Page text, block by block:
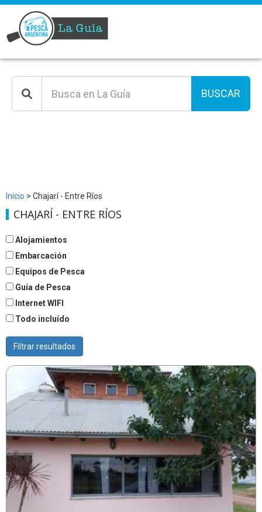
BUSCAR
Inicio > Chajarí - Entre Ríos
CHAJARÍ - ENTRE RÍOS
Alojamientos
Embarcación
Equipos de Pesca
Guía de Pesca
Internet WIFI
Todo incluído
Filtrar resultados